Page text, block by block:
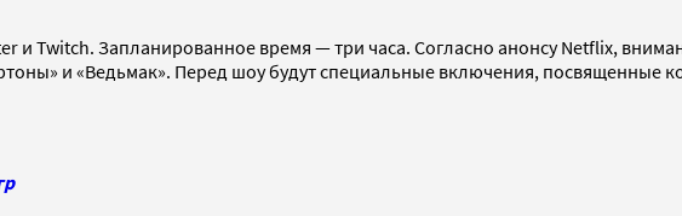
и Twitch. Запланированное время — три часа. Согласно анонсу Netflix,
и «Ведьмак». Перед шоу будут специальные включения, посвященные